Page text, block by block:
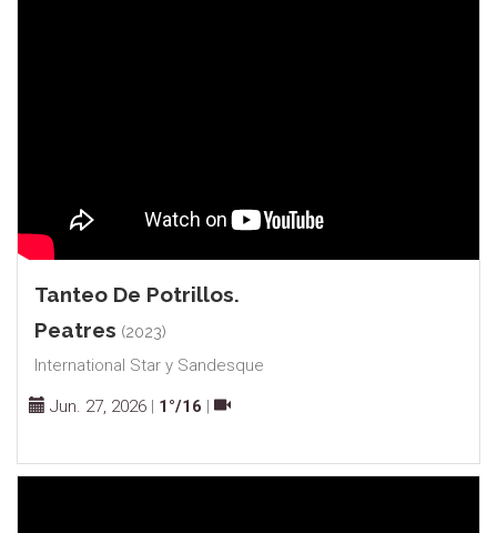
Tanteo De Potrillos.
Peatres (2023)
International Star y Sandesque
Jun. 27, 2026 | 1°/16 |